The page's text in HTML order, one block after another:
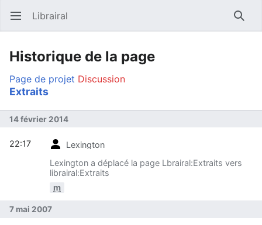
Ouvrir le menu principal Librairal
Historique de la page
Page de projet Discussion
Extraits
14 février 2014
Lexington
Lexington a déplacé la page Lbrairal:Extraits vers
librairal:Extraits
m
22:17
7 mai 2007